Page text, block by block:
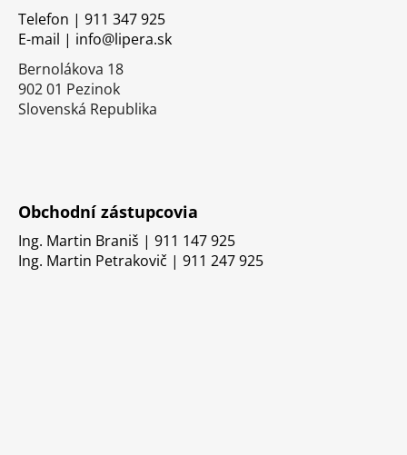
Telefon | 911 347 925
E-mail | info@lipera.sk
Bernolákova 18
902 01 Pezinok
Slovenská Republika
Obchodní zástupcovia
Ing. Martin Braniš | 911 147 925
Ing. Martin Petrakovič | 911 247 925